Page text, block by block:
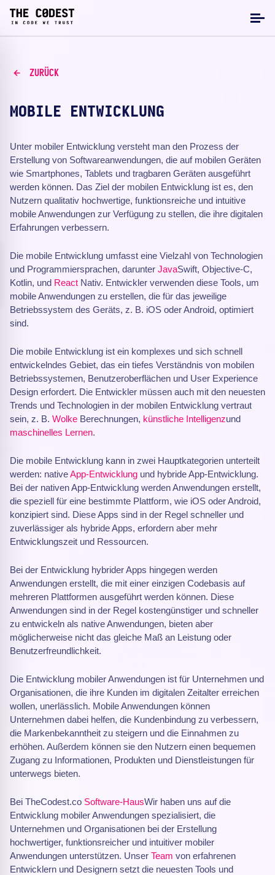
ZURÜCK
MOBILE ENTWICKLUNG
Unter mobiler Entwicklung versteht man den Prozess der
Erstellung von Softwareanwendungen, die auf mobilen Geräten
wie Smartphones, Tablets und tragbaren Geräten ausgeführt
werden können. Das Ziel der mobilen Entwicklung ist es, den
Nutzern qualitativ hochwertige, funktionsreiche und intuitive
mobile Anwendungen zur Verfügung zu stellen, die ihre digitalen
Erfahrungen verbessern.
Die mobile Entwicklung umfasst eine Vielzahl von Technologien
und Programmiersprachen, darunter JavaSwift, Objective-C,
Kotlin, und React Nativ. Entwickler verwenden diese Tools, um
mobile Anwendungen zu erstellen, die für das jeweilige
Betriebssystem des Geräts, z. B. iOS oder Android, optimiert
sind.
Die mobile Entwicklung ist ein komplexes und sich schnell
entwickelndes Gebiet, das ein tiefes Verständnis von mobilen
Betriebssystemen, Benutzeroberflächen und User Experience
Design erfordert. Die Entwickler müssen auch mit den neuesten
Trends und Technologien in der mobilen Entwicklung vertraut
sein, z. B. Wolke Berechnungen, künstliche Intelligenzund
maschinelles Lernen.
Die mobile Entwicklung kann in zwei Hauptkategorien unterteilt
werden: nativeApp-Entwicklung und hybride App-Entwicklung.
Bei der nativen App-Entwicklung werden Anwendungen erstellt,
die speziell für eine bestimmte Plattform, wie iOS oder Android,
konzipiert sind. Diese Apps sind in der Regel schneller und
zuverlässiger als hybride Apps, erfordern aber mehr
Entwicklungszeit und Ressourcen.
Bei der Entwicklung hybrider Apps hingegen werden
Anwendungen erstellt, die mit einer einzigen Codebasis auf
mehreren Plattformen ausgeführt werden können. Diese
Anwendungen sind in der Regel kostengünstiger und schneller
zu entwickeln als native Anwendungen, bieten aber
möglicherweise nicht das gleiche Maß an Leistung oder
Benutzerfreundlichkeit.
Die Entwicklung mobiler Anwendungen ist für Unternehmen und
Organisationen, die ihre Kunden im digitalen Zeitalter erreichen
wollen, unerlässlich. Mobile Anwendungen können
Unternehmen dabei helfen, die Kundenbindung zu verbessern,
die Markenbekanntheit zu steigern und die Einnahmen zu
erhöhen. Außerdem können sie den Nutzern einen bequemen
Zugang zu Informationen, Produkten und Dienstleistungen für
unterwegs bieten.
Bei TheCodest.co Software-HausWir haben uns auf die
Entwicklung mobiler Anwendungen spezialisiert, die
Unternehmen und Organisationen bei der Erstellung
hochwertiger, funktionsreicher und intuitiver mobiler
Anwendungen unterstützen. Unser Team von erfahrenen
Entwicklern und Designern setzt die neuesten Tools und